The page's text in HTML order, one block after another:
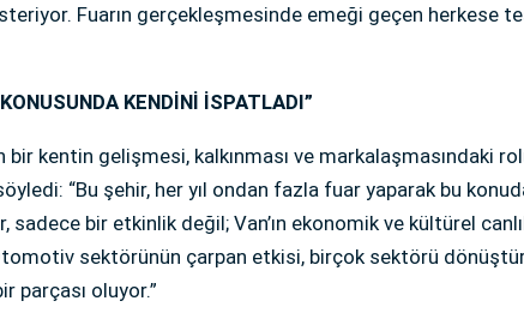
Fuarın gerçekleşmesinde emeği geçen herkese
KENDİNİ İSPATLADI”
bir kentin gelişmesi, kalkınması ve markalaşmasındaki
“Bu şehir, her yıl ondan fazla fuar yaparak bu
sadece bir etkinlik değil; Van’ın ekonomik ve kültürel
sektörünün çarpan etkisi, birçok sektörü
parçası oluyor.”